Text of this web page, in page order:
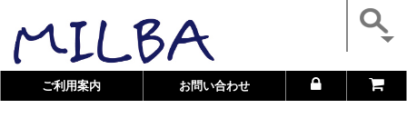
ご利用案内 お問い合わせ